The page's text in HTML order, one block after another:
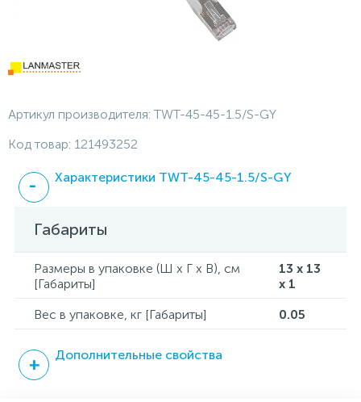
Артикул производителя:TWT-45-45-1.5/S-GY
Код товар: 121493252
Характеристики TWT-45-45-1.5/S-GY
Габариты
Размеры в упаковке (Ш x Г x В), см
[Габариты]
13 x 13
x 1
Вес в упаковке, кг [Габариты]
0.05
Дополнительные свойства